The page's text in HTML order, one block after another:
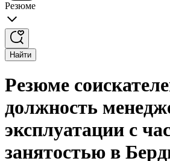
Резюме
Найти
Резюме
должность
эксплуатации с
занятостью в